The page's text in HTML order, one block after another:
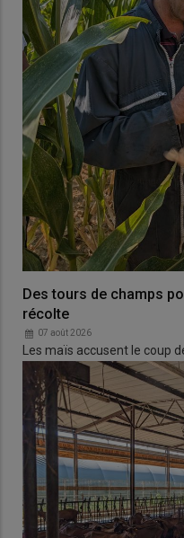
Des tours de champs
récolte
07 août 2026
Les maïs accusent le coup